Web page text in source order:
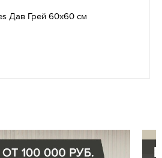
Дав Грей 60х60 см